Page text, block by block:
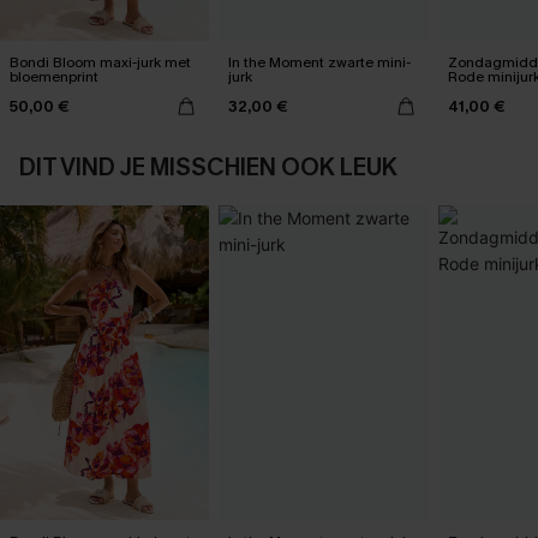
Bondi Bloom maxi-jurk met
bloemenprint
50,00 €
In the Moment zwarte mini-
jurk
32,00 €
Rode
41,00 €
DIT VIND JE MISSCHIEN OOK LEUK